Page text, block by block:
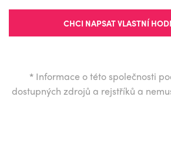
CHCI NAPSAT VLASTNÍ
* Informace o této společnosti
dostupných zdrojů a rejstříků a